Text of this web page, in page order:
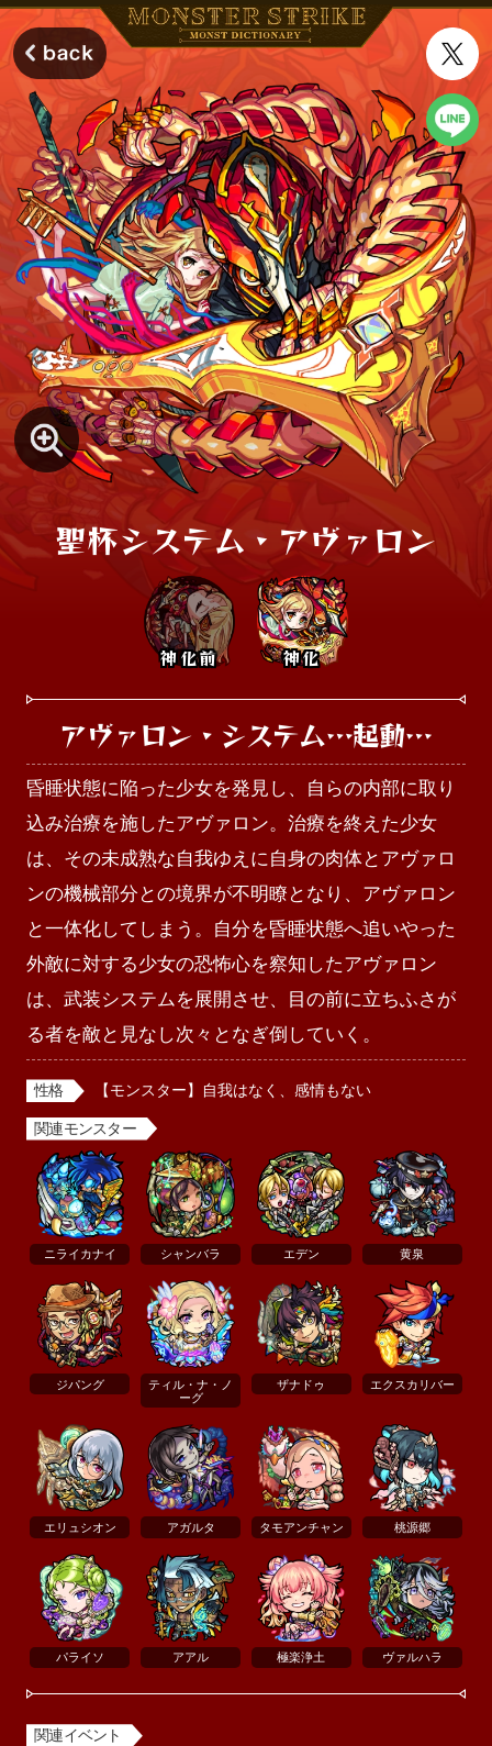
聖杯システム・アヴァロン
神化前 神化
アヴァロン・システム…起動…
昏睡状態に陥った少女を発見し、自らの内部に取り
込み治療を施したアヴァロン。治療を終えた少女
は、その未成熟な自我ゆえに自身の肉体とアヴァロ
ンの機械部分との境界が不明瞭となり、アヴァロン
と一体化してしまう。自分を昏睡状態へ追いやった
外敵に対する少女の恐怖心を察知したアヴァロン
は、武装システムを展開させ、目の前に立ちふさが
る者を敵と見なし次々となぎ倒していく。
性格 【モンスター】自我はなく、感情もない
関連モンスター
ニライカナイ シャンバラ エデン 黄泉
ジパング
ティル・ナ・ノ
ーグ
ザナドゥ エクスカリバー
エリュシオン アガルタ タモアンチャン 桃源郷
パライソ アアル 極楽浄土 ヴァルハラ
関連イベント